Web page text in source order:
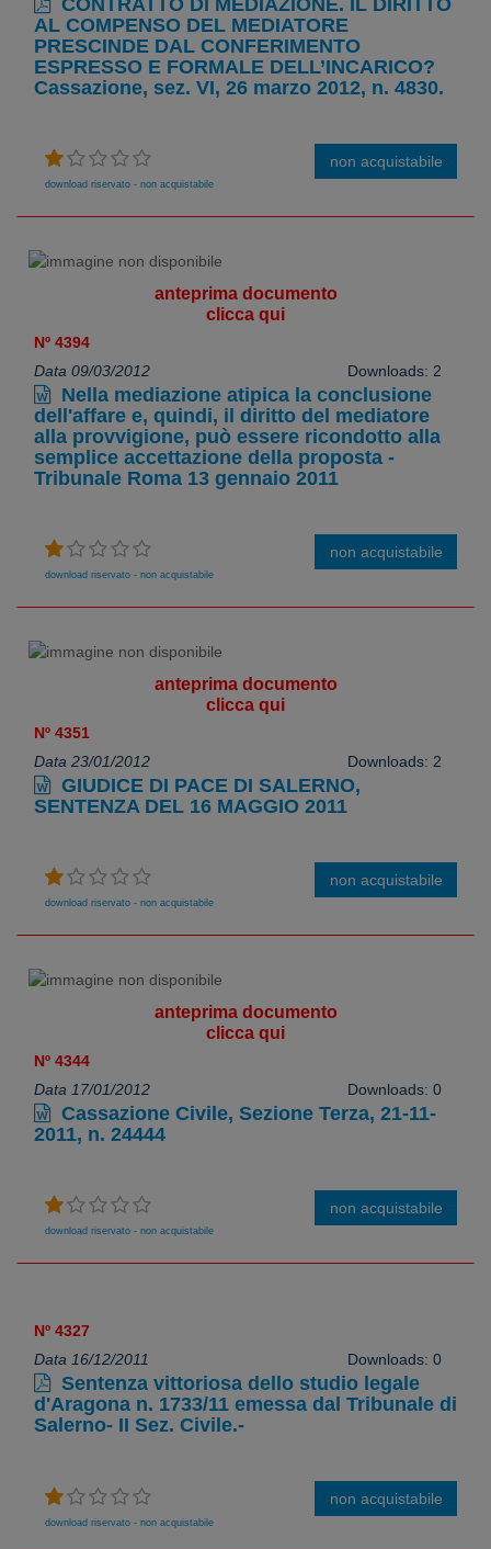
AL COMPENSO DEL MEDIATORE
PRESCINDE DAL CONFERIMENTO
ESPRESSO E FORMALE DELL’INCARICO?
Cassazione, sez. VI, 26 marzo 2012, n. 4830.
download riservato - non acquistabile
non acquistabile
anteprima documento
clicca qui
Nº 4394
Data 09/03/2012
Downloads: 2
Nella mediazione atipica la conclusione
dell'affare e, quindi, il diritto del mediatore
alla provvigione, può essere ricondotto alla
semplice accettazione della proposta -
Tribunale Roma 13 gennaio 2011
download riservato - non acquistabile
non acquistabile
anteprima documento
clicca qui
Nº 4351
Data 23/01/2012
Downloads: 2
GIUDICE DI PACE DI SALERNO,
SENTENZA DEL 16 MAGGIO 2011
download riservato - non acquistabile
non acquistabile
anteprima documento
clicca qui
Nº 4344
Data 17/01/2012
Downloads: 0
Cassazione Civile, Sezione Terza, 21-11-
2011, n. 24444
download riservato - non acquistabile
non acquistabile
Nº 4327
Data 16/12/2011
Downloads: 0
Sentenza vittoriosa dello studio legale
d'Aragona n. 1733/11 emessa dal Tribunale di
Salerno- II Sez. Civile.-
download riservato - non acquistabile
non acquistabile